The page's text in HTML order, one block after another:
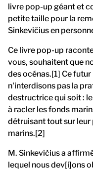
livre pop-up géant et
petite taille pour la
Sinkevičius en
Ce livre pop-up
vous, souhaitent que
des océnas.[1] Ce
n'interdisons pas la
destructrice qui soit :
à racler les fonds
détruisant tout sur leur
marins.[2]
M. Sinkevičius a
lequel nous dev[i]ons